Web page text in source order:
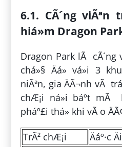
6.1. CÃ´ng viÃªn
hiá»m Dragon
Dragon Park lÃ cÃ´ng
chá»§ Äá» vá»i 3
niÃªn, gia ÄÃ¬nh vÃ
chÆ¡i ná»i báº­t mÃ
pháº£i thá»­ khi vÃ o
TrÃ² chÆ¡i
Äáº·c